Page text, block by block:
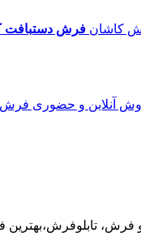
فرش دستبافت
فرش،